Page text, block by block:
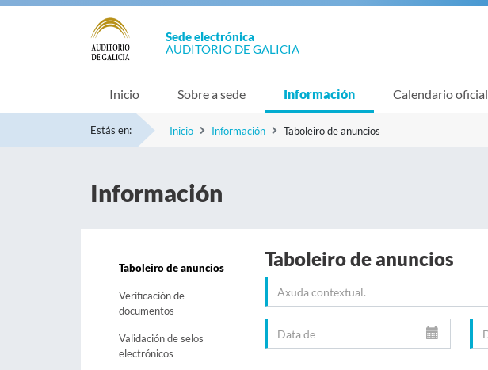
Sede electrónica
AUDITORIO DE GALICIA
Inicio Sobre a sede Información Calendario oficial
Estás en: Inicio Información Taboleiro de anuncios
Información
Taboleiro de anuncios
Verificación de
documentos
Validación de selos
electrónicos
Taboleiro de anuncios